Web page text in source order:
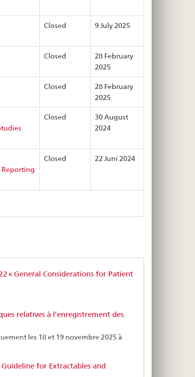
Closed 9 July 2025
Closed
28 February
2025
Closed
28 February
2025
Closed
30 August
2024
Reporting
Closed 22 Juni 2024
« General Considerations for Patient
relatives à l’enregistrement des
les 18 et 19 novembre 2025 à
for Extractables and